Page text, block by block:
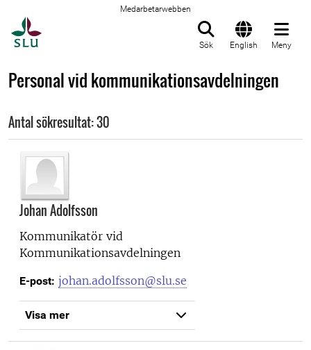
Medarbetarwebben
Sök English Meny
Personal vid kommunikationsavdelningen
Antal sökresultat: 30
Johan Adolfsson
Kommunikatör vid
Kommunikationsavdelningen
E-post: johan.adolfsson@slu.se
Visa mer